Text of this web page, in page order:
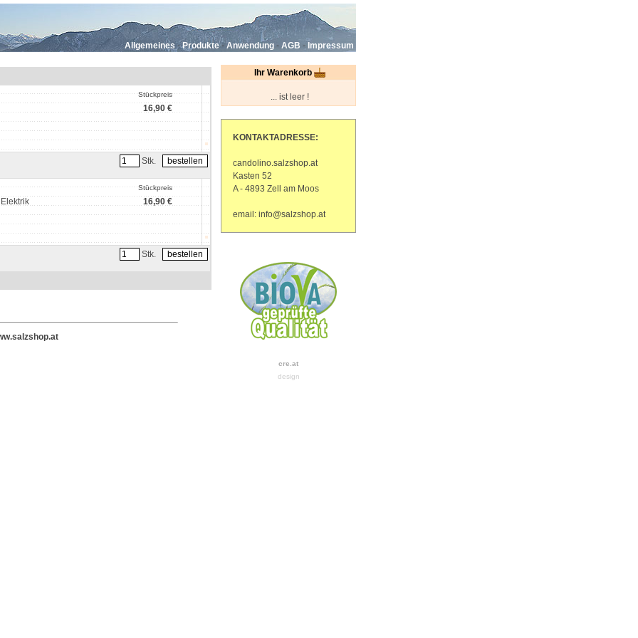
Allgemeines-Produkte- Anwendung - AGB - Impressum
Stückpreis
16,90 €
Stk.
Stückpreis
16,90 €
Stk.
Ihr Warenkorb
... ist leer !
KONTAKTADRESSE:
candolino.salzshop.at
Kasten 52
A - 4893 Zell am Moos
email: info@salzshop.at
cre.at
design